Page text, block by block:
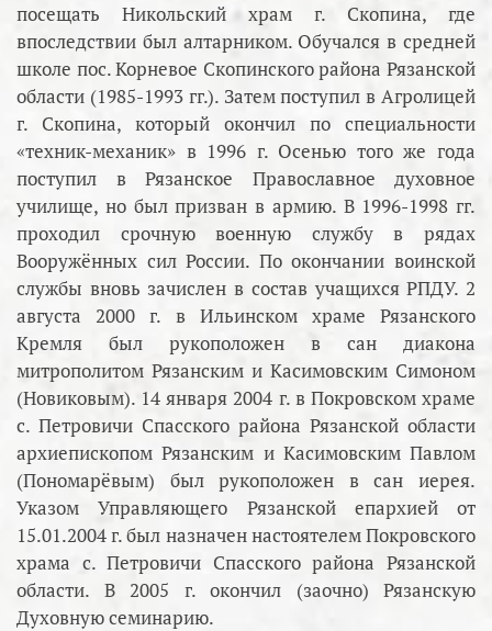
посещать Никольский храм г. Скопина, где
впоследствии был алтарником. Обучался в средней
школе пос. Корневое Скопинского района Рязанской
области (1985-1993 гг.). Затем поступил в Агролицей
г. Скопина, который окончил по специальности
«техник-механик» в 1996 г. Осенью того же года
поступил в Рязанское Православное духовное
училище, но был призван в армию. В 1996-1998 гг.
проходил срочную военную службу в рядах
Вооружённых сил России. По окончании воинской
службы вновь зачислен в состав учащихся РПДУ. 2
августа 2000 г. в Ильинском храме Рязанского
Кремля был рукоположен в сан диакона
митрополитом Рязанским и Касимовским Симоном
(Новиковым). 14 января 2004 г. в Покровском храме
с. Петровичи Спасского района Рязанской области
архиепископом Рязанским и Касимовским Павлом
(Пономарёвым) был рукоположен в сан иерея.
Указом Управляющего Рязанской епархией от
15.01.2004 г. был назначен настоятелем Покровского
храма с. Петровичи Спасского района Рязанской
области. В 2005 г. окончил (заочно) Рязанскую
Духовную семинарию.